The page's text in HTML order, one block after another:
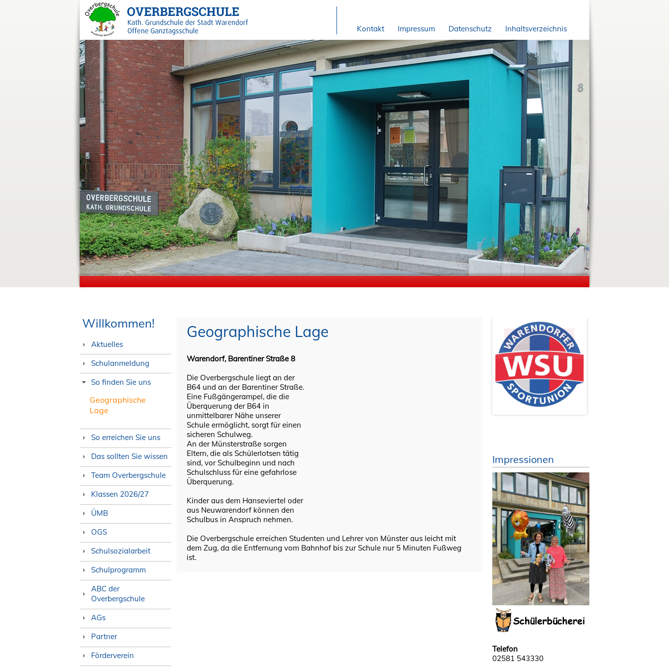
Kontakt Impressum Datenschutz Inhaltsverzeichnis
Willkommen!
Aktuelles
Schulanmeldung
So finden Sie uns
Geographische
Lage
So erreichen Sie uns
Das sollten Sie wissen
Team Overbergschule
Klassen 2026/27
ÜMB
OGS
Schulsozialarbeit
Schulprogramm
ABC der
Overbergschule
AGs
Partner
Förderverein
Geographische Lage
Warendorf, Barentiner Straße 8
Die Overbergschule liegt an der
B64 und an der Barentiner Straße.
Eine Fußgängerampel, die die
Überquerung der B64 in
unmittelbarer Nähe unserer
Schule ermöglicht, sorgt für einen
sicheren Schulweg.
An der Münsterstraße sorgen
Eltern, die als Schülerlotsen tätig
sind, vor Schulbeginn und nach
Schulschluss für eine gefahrlose
Überquerung.
Kinder aus dem Hanseviertel oder
aus Neuwarendorf können den
Schulbus in Anspruch nehmen.
Die Overbergschule erreichen Studenten und Lehrer von Münster aus leicht mit
dem Zug, da die Entfernung vom Bahnhof bis zur Schule nur 5 Minuten Fußweg
ist.
Impressionen
Telefon
02581 543330